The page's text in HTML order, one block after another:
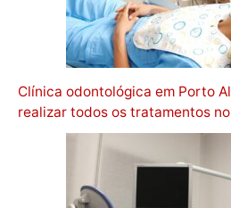
Clínica odontológica em Porto
realizar todos os tratamentos